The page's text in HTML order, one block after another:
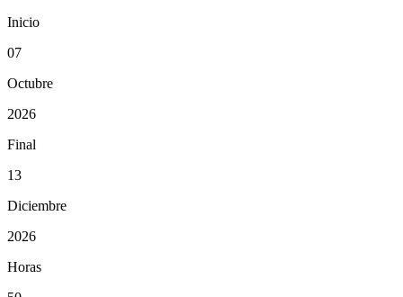
Inicio
07
Octubre
2026
Final
13
Diciembre
2026
Horas